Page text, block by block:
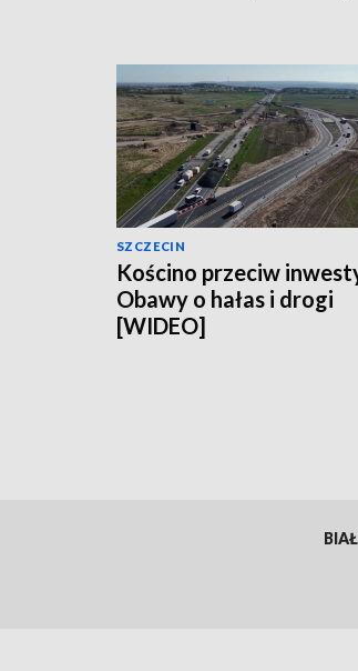
SZCZECIN
Kościno przeciw
Obawy o hałas i drogi
[WIDEO]